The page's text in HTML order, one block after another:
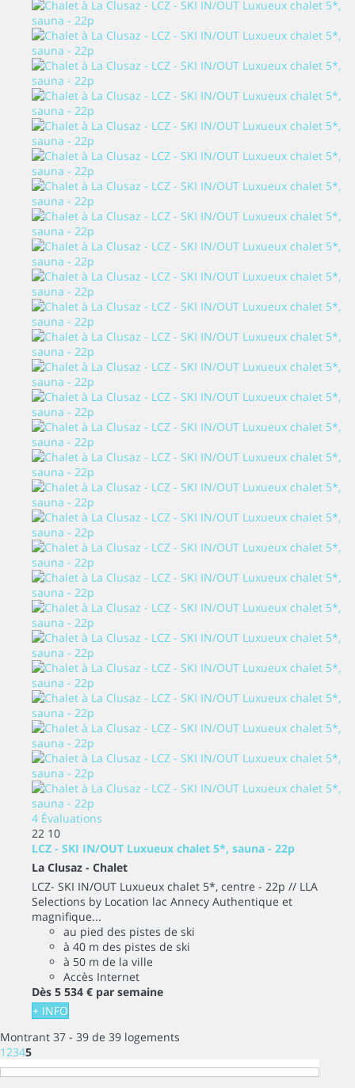
4 Évaluations
22 10
LCZ - SKI IN/OUT Luxueux chalet 5*, sauna - 22p
La Clusaz - Chalet
LCZ- SKI IN/OUT Luxueux chalet 5*, centre - 22p // LLA
Selections by Location lac Annecy Authentique et
magnifique...
au pied des pistes de ski
à 40 m des pistes de ski
à 50 m de la ville
Accès Internet
Dès 5 534 € par semaine
+ INFO
Montrant 37 - 39 de 39 logements
12345